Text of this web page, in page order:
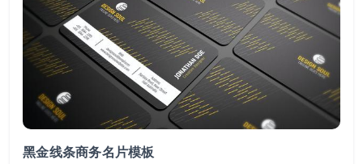
黑金线条商务名片模板